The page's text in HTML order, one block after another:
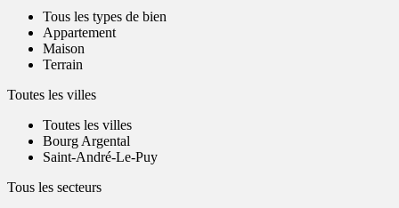
Tous les types de bien
Appartement
Maison
Terrain
Toutes les villes
Toutes les villes
Bourg Argental
Saint-André-Le-Puy
Tous les secteurs